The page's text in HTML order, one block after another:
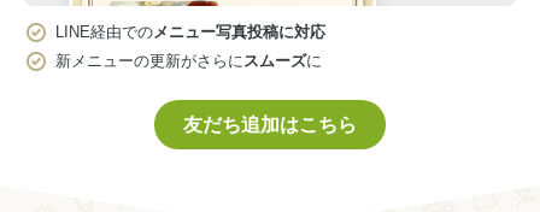
LINE経由でのメニュー写真投稿に対応
新メニューの更新がさらにスムーズに
友だち追加はこちら